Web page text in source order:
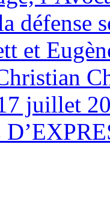
défense
et
juillet